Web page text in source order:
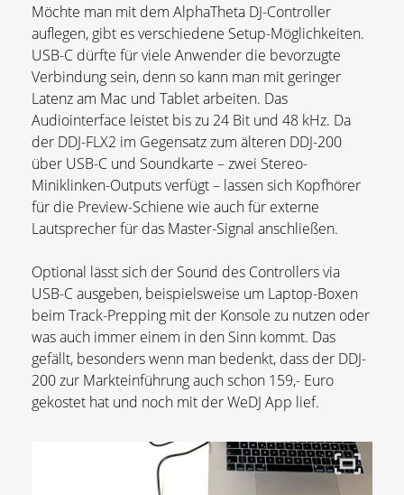
Möchte man mit dem AlphaTheta DJ-Controller
auflegen, gibt es verschiedene Setup-Möglichkeiten.
USB-C dürfte für viele Anwender die bevorzugte
Verbindung sein, denn so kann man mit geringer
Latenz am Mac und Tablet arbeiten. Das
Audiointerface leistet bis zu 24 Bit und 48 kHz. Da
der DDJ-FLX2 im Gegensatz zum älteren DDJ-200
über USB-C und Soundkarte – zwei Stereo-
Miniklinken-Outputs verfügt – lassen sich Kopfhörer
für die Preview-Schiene wie auch für externe
Lautsprecher für das Master-Signal anschließen.
Optional lässt sich der Sound des Controllers via
USB-C ausgeben, beispielsweise um Laptop-Boxen
beim Track-Prepping mit der Konsole zu nutzen oder
was auch immer einem in den Sinn kommt. Das
gefällt, besonders wenn man bedenkt, dass der DDJ-
200 zur Markteinführung auch schon 159,- Euro
gekostet hat und noch mit der WeDJ App lief.